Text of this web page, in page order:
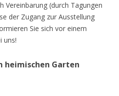
Vereinbarung (durch Tagungen
der Zugang zur Ausstellung
Sie sich vor einem
uns!
Garten